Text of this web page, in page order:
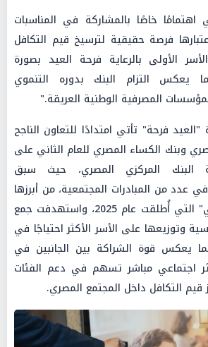
اهتمامًا خاصًا بالمشاركة في المناسبات
فرصة حقيقية لترسيخ قيم التكافل
الأولى بالرعاية فرحة العيد بصورة
يعكس التزام البنك بدوره التنموي
المصرفية الوطنية العريقة."
"العيد فرحة" تأتي امتدادًا للتعاون الناجح
وبنك الكساء المصري للعام الثاني على
البنك المركزي المصري، حيث سبق
عدد من المبادرات المجتمعية، من أبرزها
مبادرة "كتابي هديتي" التي أُطلقت عام 2025، واستهدفت جمع
وتوزيعها على الأسر الأكثر احتياجًا في
يعكس قوة الشراكة بين الجانبين في
اجتماعي مباشر تسهم في دعم الفئات
قيم التكافل داخل المجتمع المصري.